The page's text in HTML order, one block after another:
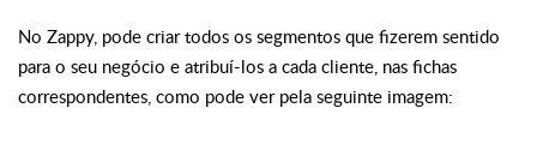
No Zappy, pode criar todos os segmentos que fizerem sentido
para o seu negócio e atribuí-los a cada cliente, nas fichas
correspondentes, como pode ver pela seguinte imagem: